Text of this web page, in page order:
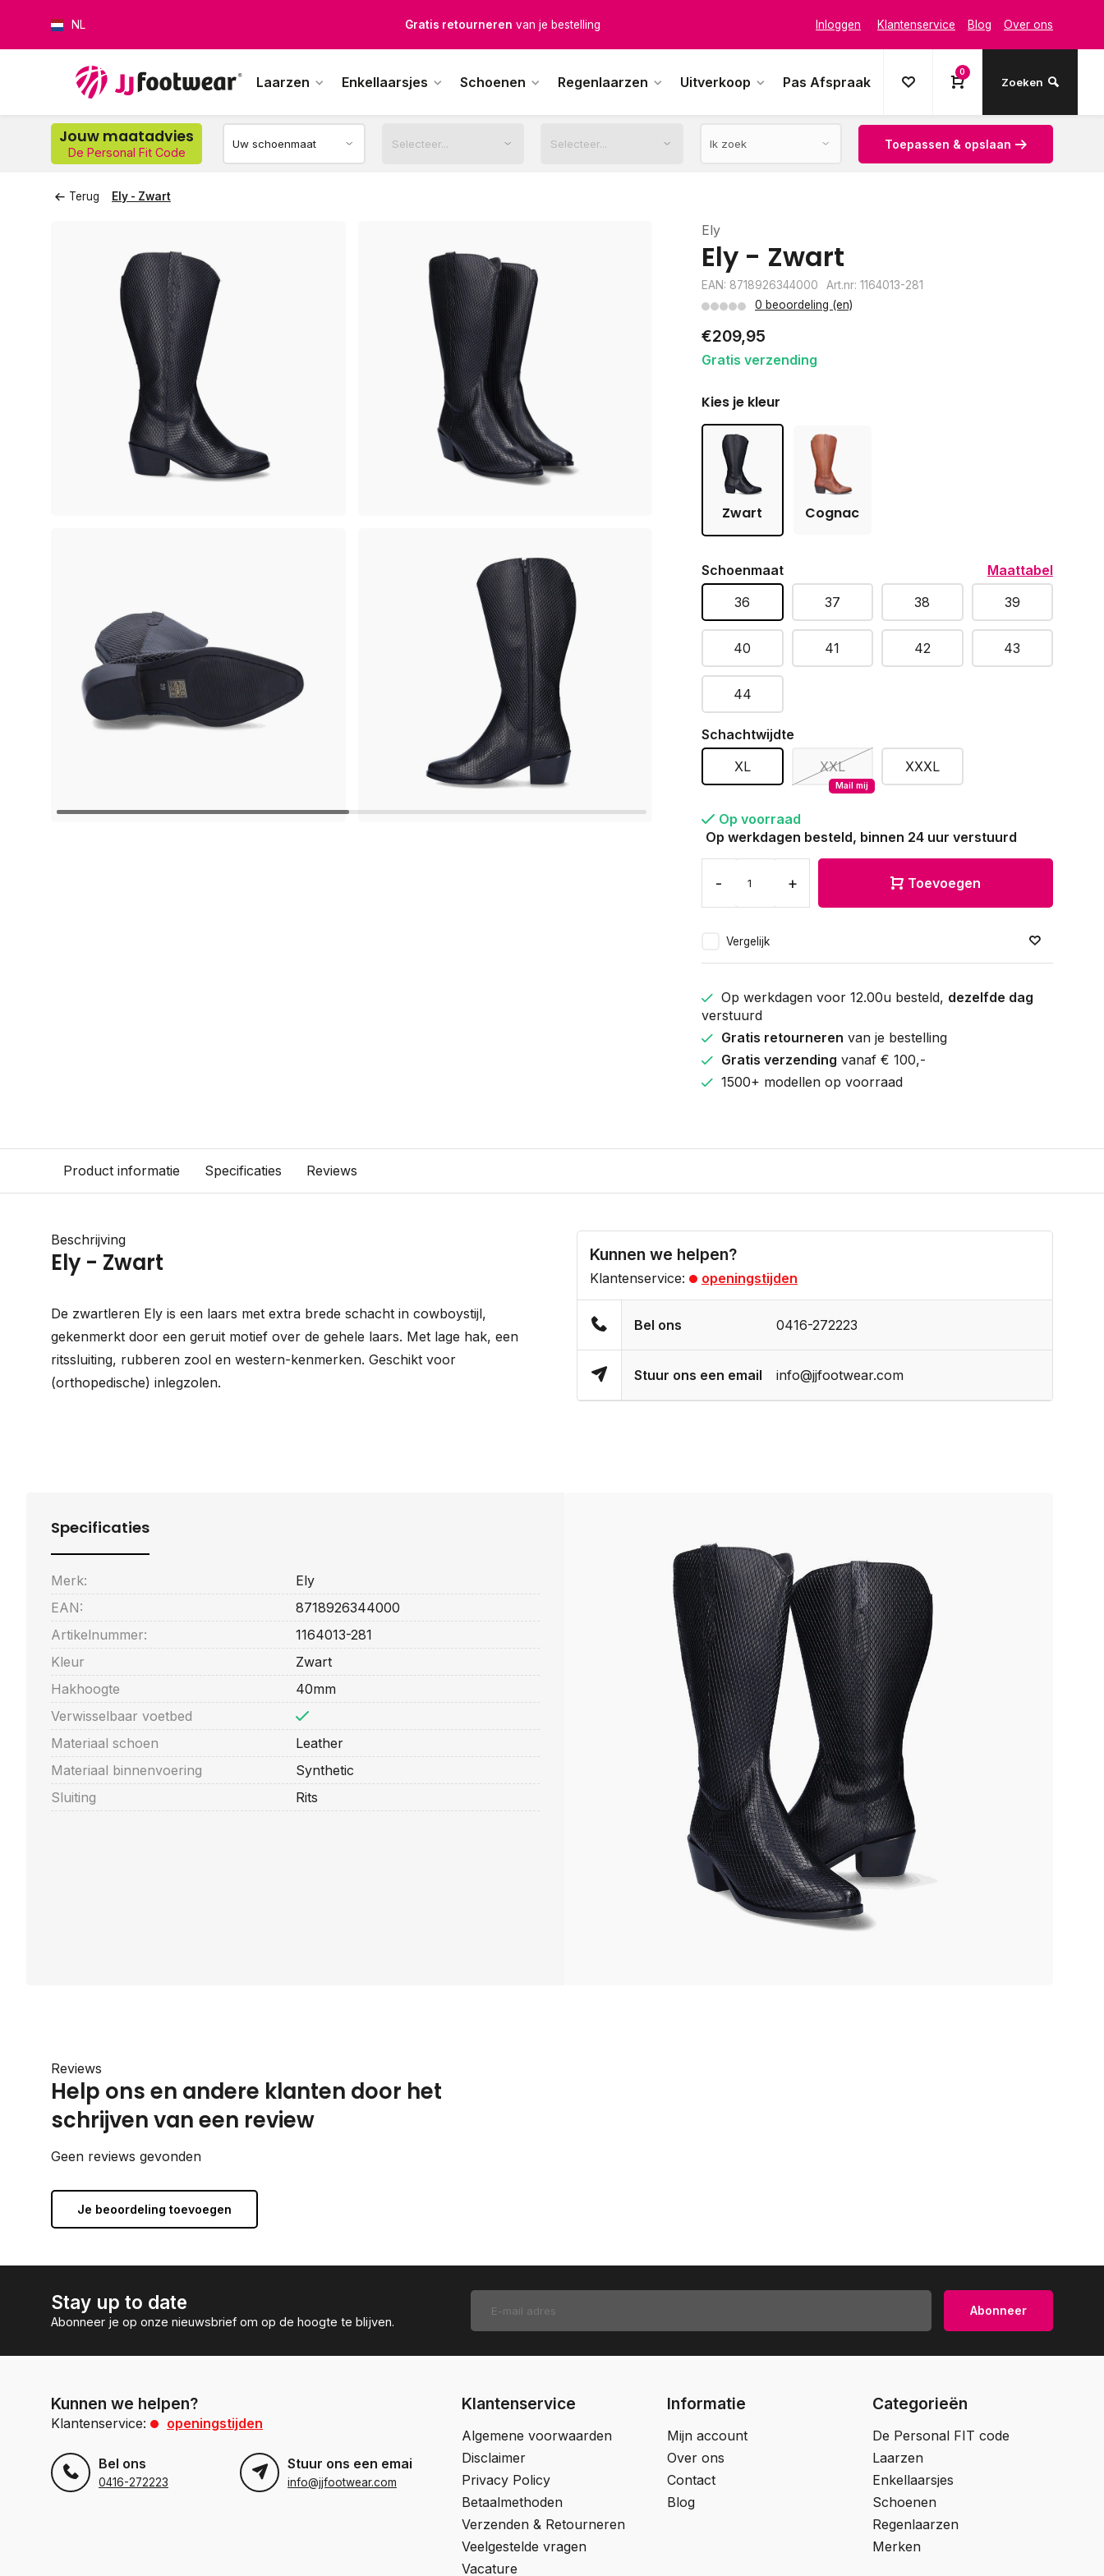
NL Gratis verzendingvanaf € 100,-
Op werkdagen voor 12.00u besteld,
Inloggen Klantenservice Blog Over ons
Laarzen Enkellaarsjes Schoenen Regenlaarzen Uitverkoop Pas Afspraak
0
Zoeken
Jouw maatadvies
De Personal Fit Code
Toepassen & opslaan
Terug Ely - Zwart
Ely
Ely - Zwart
EAN: 8718926344000
Art.nr: 1164013-281
0 beoordeling (en)
€209,95
Gratis verzending
Kies je kleur
Zwart Cognac
Schoenmaat
Maattabel
36
37 38 39
40 41 42 43
44
Schachtwijdte
XL
Mail mij
XXL XXXL
Op voorraad
Op werkdagen besteld, binnen 24 uur verstuurd
- + Toevoegen
Vergelijk
Op werkdagen voor 12.00u besteld, dezelfde dag
verstuurd
Gratis retourneren van je bestelling
Gratis verzending vanaf € 100,-
1500+ modellen op voorraad
Product informatie Specificaties Reviews
Beschrijving
Ely - Zwart
De zwartleren Ely is een laars met extra brede schacht in cowboystijl,
gekenmerkt door een geruit motief over de gehele laars. Met lage hak, een
ritssluiting, rubberen zool en western-kenmerken. Geschikt voor
(orthopedische) inlegzolen.
Kunnen we helpen?
Klantenservice: openingstijden
Bel ons 0416-272223
Stuur ons een email info@jjfootwear.com
Specificaties
Merk:
Ely
EAN:
8718926344000
Artikelnummer:
1164013-281
Kleur
Zwart
Hakhoogte
40mm
Verwisselbaar voetbed
Materiaal schoen
Leather
Materiaal binnenvoering
Synthetic
Sluiting
Rits
Reviews
Help ons en andere klanten door het
schrijven van een review
Geen reviews gevonden
Je beoordeling toevoegen
Stay up to date
Abonneer je op onze nieuwsbrief om op de hoogte te blijven.
Abonneer
Kunnen we helpen?
Klantenservice: openingstijden
Bel ons
0416-272223
Stuur ons een email
info@jjfootwear.com
Klantenservice
Algemene voorwaarden
Disclaimer
Privacy Policy
Betaalmethoden
Verzenden & Retourneren
Veelgestelde vragen
Vacature
Informatie
Mijn account
Over ons
Contact
Blog
Categorieën
De Personal FIT code
Laarzen
Enkellaarsjes
Schoenen
Regenlaarzen
Merken